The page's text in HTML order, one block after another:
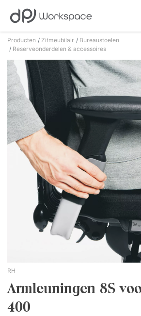
Producten Zitmeubilair
Bureaustoelen
Reserveonderdelen & accessoires
RH
Armleuningen 8S
400